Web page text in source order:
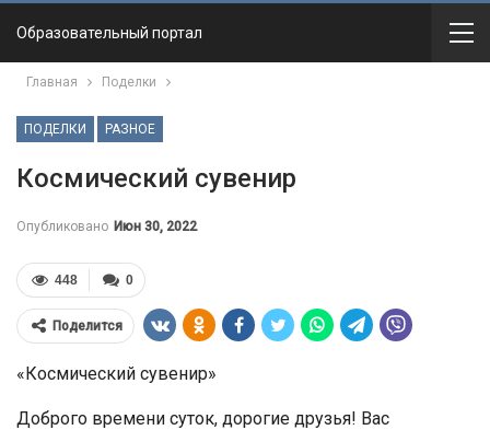
Образовательный портал
Главная Поделки
ПОДЕЛКИ РАЗНОЕ
Космический сувенир
Опубликовано Июн 30, 2022
0
448
Поделится
«Космический сувенир»
Доброго времени суток, дорогие друзья! Вас